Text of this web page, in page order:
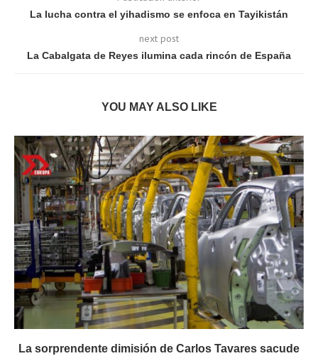
La lucha contra el yihadismo se enfoca en Tayikistán
next post
La Cabalgata de Reyes ilumina cada rincón de España
YOU MAY ALSO LIKE
La sorprendente dimisión de Carlos Tavares sacude